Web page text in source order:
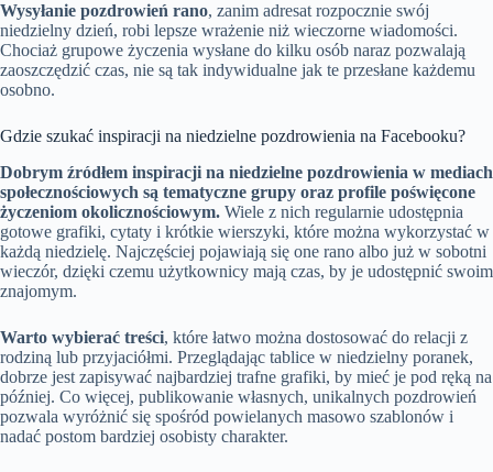
Wysyłanie pozdrowień rano, zanim adresat rozpocznie swój
niedzielny dzień, robi lepsze wrażenie niż wieczorne wiadomości.
Chociaż grupowe życzenia wysłane do kilku osób naraz pozwalają
zaoszczędzić czas, nie są tak indywidualne jak te przesłane każdemu
osobno.
Gdzie szukać inspiracji na niedzielne pozdrowienia na Facebooku?
Dobrym źródłem inspiracji na niedzielne pozdrowienia w mediach
społecznościowych są tematyczne grupy oraz profile poświęcone
życzeniom okolicznościowym. Wiele z nich regularnie udostępnia
gotowe grafiki, cytaty i krótkie wierszyki, które można wykorzystać w
każdą niedzielę. Najczęściej pojawiają się one rano albo już w sobotni
wieczór, dzięki czemu użytkownicy mają czas, by je udostępnić swoim
znajomym.
Warto wybierać treści, które łatwo można dostosować do relacji z
rodziną lub przyjaciółmi. Przeglądając tablice w niedzielny poranek,
dobrze jest zapisywać najbardziej trafne grafiki, by mieć je pod ręką na
później. Co więcej, publikowanie własnych, unikalnych pozdrowień
pozwala wyróżnić się spośród powielanych masowo szablonów i
nadać postom bardziej osobisty charakter.